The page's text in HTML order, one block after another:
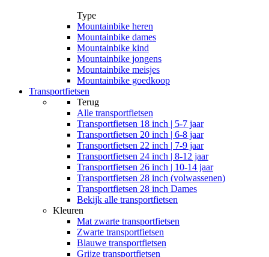
Type
Mountainbike heren
Mountainbike dames
Mountainbike kind
Mountainbike jongens
Mountainbike meisjes
Mountainbike goedkoop
Transportfietsen
Terug
Alle transportfietsen
Transportfietsen 18 inch | 5-7 jaar
Transportfietsen 20 inch | 6-8 jaar
Transportfietsen 22 inch | 7-9 jaar
Transportfietsen 24 inch | 8-12 jaar
Transportfietsen 26 inch | 10-14 jaar
Transportfietsen 28 inch (volwassenen)
Transportfietsen 28 inch Dames
Bekijk alle transportfietsen
Kleuren
Mat zwarte transportfietsen
Zwarte transportfietsen
Blauwe transportfietsen
Grijze transportfietsen